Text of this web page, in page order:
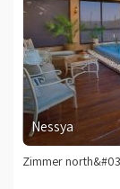
Nessya
Zimmer